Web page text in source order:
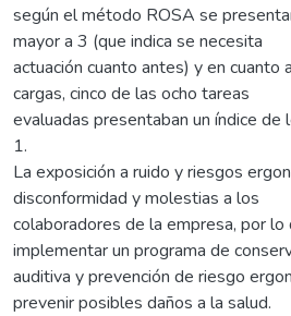
según el método ROSA se
mayor a 3 (que indica se necesita
actuación cuanto antes) y en cuanto
cargas, cinco de las ocho tareas
evaluadas presentaban un índice de
1.
La exposición a ruido y riesgos
disconformidad y molestias a los
colaboradores de la empresa, por lo
implementar un programa de
auditiva y prevención de riesgo
prevenir posibles daños a la salud.